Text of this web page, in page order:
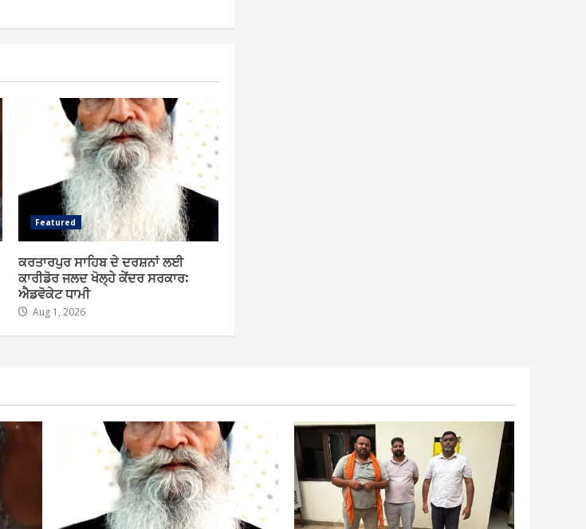
Featured
ਕਰਤਾਰਪੁਰ ਸਾਹਿਬ ਦੇ ਦਰਸ਼ਨਾਂ ਲਈ
ਕਾਰੀਡੋਰ ਜਲਦ ਖੋਲ੍ਹੇ ਕੇਂਦਰ ਸਰਕਾਰ:
ਐਡਵੋਕੇਟ ਧਾਮੀ
Aug 1, 2026